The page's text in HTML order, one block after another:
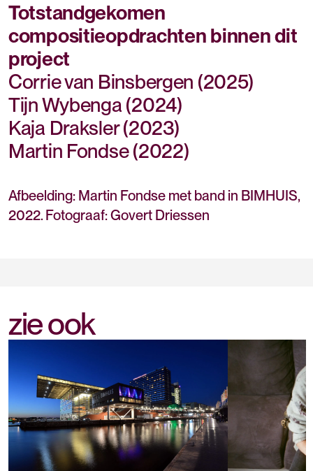
Totstandgekomen
compositieopdrachten binnen dit
project
Corrie van Binsbergen (2025)
Tijn Wybenga (2024)
Kaja Draksler (2023)
Martin Fondse (2022)
Afbeelding: Martin Fondse met band in BIMHUIS,
2022. Fotograaf: Govert Driessen
zie ook